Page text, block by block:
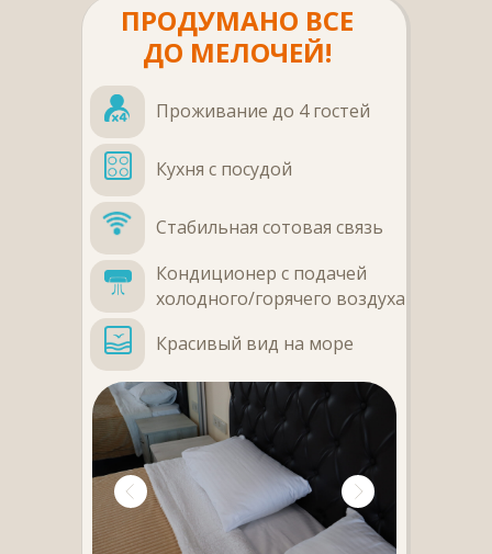
Кондиционер с подачей
холодного/горячего воздуха
Стабильная сотовая связь
Красивый вид на море
Кухня с посудой
Проживание до 4 гостей
ПРОДУМАНО ВСЕ
ДО МЕЛОЧЕЙ!